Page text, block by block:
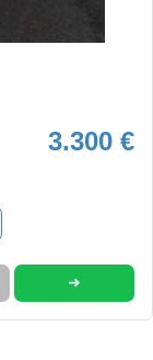
3.300 €
➜